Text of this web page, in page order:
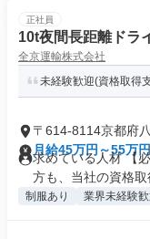
正社員
10t夜間長距離ドラ
全京運輸株式会社
未経験歓迎(資格取得
〒614-8114京都府
月給45万円～55万円
求めている人材 【
方も、当社の資格取
制服あり 業界未経験